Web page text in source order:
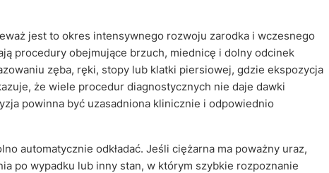
jest to okres intensywnego rozwoju zarodka i wczesnego
procedury obejmujące brzuch, miednicę i dolny odcinek
zęba, ręki, stopy lub klatki piersiowej, gdzie ekspozycja
że wiele procedur diagnostycznych nie daje dawki
powinna być uzasadniona klinicznie i odpowiednio
automatycznie odkładać. Jeśli ciężarna ma poważny uraz,
po wypadku lub inny stan, w którym szybkie rozpoznanie